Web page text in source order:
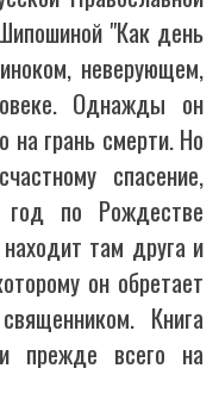
"Как день
неверующем,
Однажды он
на грань смерти. Но
спасение,
по Рождестве
там друга и
он обретает
Книга
прежде всего на